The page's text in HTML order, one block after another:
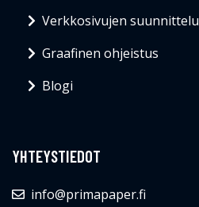
Verkkosivujen suunnittelu
Graafinen ohjeistus
Blogi
YHTEYSTIEDOT
info@primapaper.fi